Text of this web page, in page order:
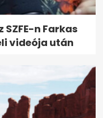
n Farkas
videója után